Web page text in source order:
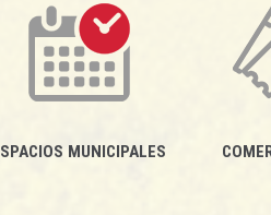
MUNICIPALES